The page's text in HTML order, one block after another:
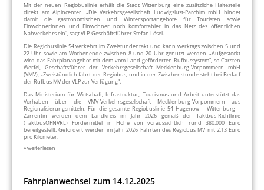
Mit der neuen Regiobuslinie erhält die Stadt Wittenburg eine zusätzliche Haltestelle
direkt am Alpincenter. „Die Verkehrsgesellschaft Ludwigslust-Parchim mbH bindet
damit die gastronomischen und Wintersportangebote für Touristen sowie
Einwohnerinnen und Einwohner noch komfortabler in das Netz des öffentlichen
Nahverkehrs ein“, sagt VLP-Geschäftsführer Stefan Lösel.
Die Regiobuslinie 54 verkehrt im Zweistundentakt und kann werktags zwischen 5 und
22 Uhr sowie am Wochenende zwischen 8 und 20 Uhr genutzt werden. „Aufgestockt
wird das Fahrplanangebot mit dem vom Land geförderten Rufbussystem“, so Carsten
Werfel, Geschäftsführer der Verkehrsgesellschaft Mecklenburg-Vorpommern mbH
(VMV), „Zweistündlich fährt der Regiobus, und in der Zwischenstunde steht bei Bedarf
der Rufbus MV der VLP zur Verfügung“.
Das Ministerium für Wirtschaft, Infrastruktur, Tourismus und Arbeit unterstützt das
Vorhaben über die VMV-Verkehrsgesellschaft Mecklenburg-Vorpommern aus
Regionalisierungsmitteln. Für die gesamte Regiobuslinie 54 Hagenow – Wittenburg –
Zarrentin werden dem Landkreis im Jahr 2026 gemäß der Taktbus-Richtlinie
(TaktbusÖPNVRL) Fördermittel in Höhe von voraussichtlich rund 380.000 Euro
bereitgestellt. Gefördert werden im Jahr 2026 Fahrten des Regiobus MV mit 2,13 Euro
pro Kilometer.
» weiterlesen
Fahrplanwechsel zum 14.12.2025